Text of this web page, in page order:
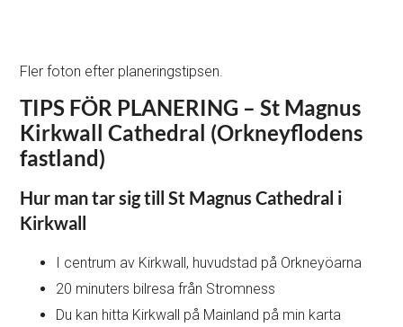
Fler foton efter planeringstipsen.
TIPS FÖR PLANERING – St Magnus
Kirkwall Cathedral (Orkneyflodens
fastland)
Hur man tar sig till St Magnus Cathedral i
Kirkwall
I centrum av Kirkwall, huvudstad på Orkneyöarna
20 minuters bilresa från Stromness
Du kan hitta Kirkwall på Mainland på min karta